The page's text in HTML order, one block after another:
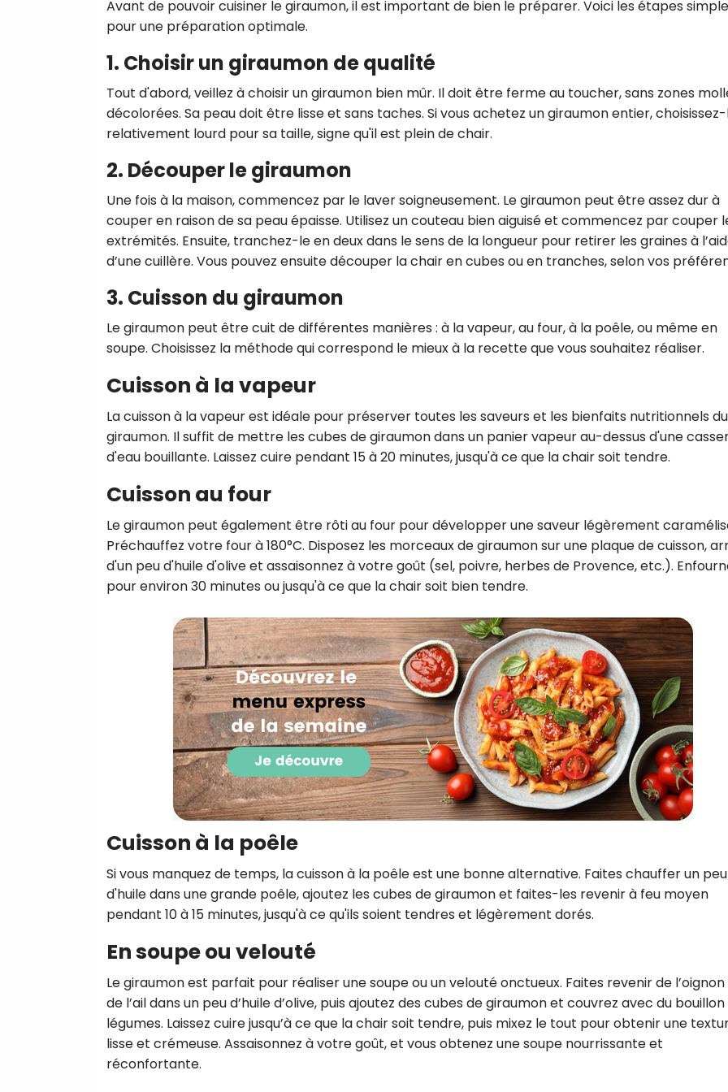
Avant de pouvoir cuisiner le giraumon, il est important de bien le préparer. Voici les étapes
pour une préparation optimale.
1. Choisir un giraumon de qualité
Tout d'abord, veillez à choisir un giraumon bien mûr. Il doit être ferme au toucher, sans zones
décolorées. Sa peau doit être lisse et sans taches. Si vous achetez un giraumon entier,
relativement lourd pour sa taille, signe qu'il est plein de chair.
2. Découper le giraumon
Une fois à la maison, commencez par le laver soigneusement. Le giraumon peut être assez dur à
couper en raison de sa peau épaisse. Utilisez un couteau bien aiguisé et commencez par couper
extrémités. Ensuite, tranchez-le en deux dans le sens de la longueur pour retirer les graines à
d’une cuillère. Vous pouvez ensuite découper la chair en cubes ou en tranches, selon vos
3. Cuisson du giraumon
Le giraumon peut être cuit de différentes manières : à la vapeur, au four, à la poêle, ou même en
soupe. Choisissez la méthode qui correspond le mieux à la recette que vous souhaitez réaliser.
Cuisson à la vapeur
La cuisson à la vapeur est idéale pour préserver toutes les saveurs et les bienfaits nutritionnels du
giraumon. Il suffit de mettre les cubes de giraumon dans un panier vapeur au-dessus d'une
d'eau bouillante. Laissez cuire pendant 15 à 20 minutes, jusqu'à ce que la chair soit tendre.
Cuisson au four
Le giraumon peut également être rôti au four pour développer une saveur légèrement
Préchauffez votre four à 180°C. Disposez les morceaux de giraumon sur une plaque de cuisson,
d'un peu d'huile d'olive et assaisonnez à votre goût (sel, poivre, herbes de Provence, etc.).
pour environ 30 minutes ou jusqu'à ce que la chair soit bien tendre.
Cuisson à la poêle
Si vous manquez de temps, la cuisson à la poêle est une bonne alternative. Faites chauffer un peu
d'huile dans une grande poêle, ajoutez les cubes de giraumon et faites-les revenir à feu moyen
pendant 10 à 15 minutes, jusqu'à ce qu'ils soient tendres et légèrement dorés.
En soupe ou velouté
Le giraumon est parfait pour réaliser une soupe ou un velouté onctueux. Faites revenir de
de l’ail dans un peu d’huile d’olive, puis ajoutez des cubes de giraumon et couvrez avec du
légumes. Laissez cuire jusqu’à ce que la chair soit tendre, puis mixez le tout pour obtenir une
lisse et crémeuse. Assaisonnez à votre goût, et vous obtenez une soupe nourrissante et
réconfortante.